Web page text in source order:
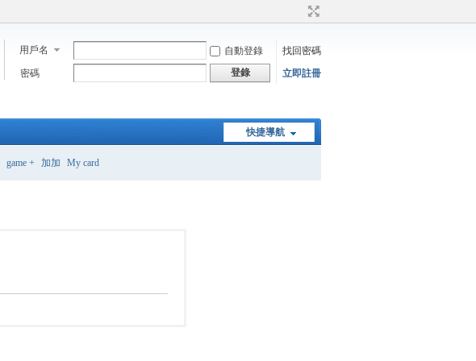
用戶名 自動登錄
找回密碼
密碼
登錄 立即註冊
快捷導航
game + 加加 My card